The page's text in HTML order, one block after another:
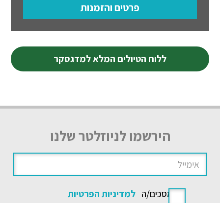
פרטים והזמנות
ללוח הטיולים המלא למדגסקר
הירשמו לניוזלטר שלנו
אני מסכים/ה למדיניות הפרטיות